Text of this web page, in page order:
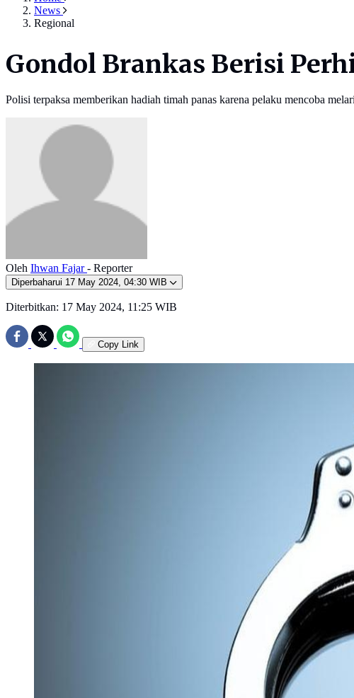
News
Regional
Gondol Brankas Berisi
Polisi terpaksa memberikan hadiah timah panas karena pelaku mencoba
Oleh Ihwan Fajar- Reporter
Diperbaharui 17 May 2024, 04:30 WIB
Diterbitkan: 17 May 2024, 11:25 WIB
Copy Link